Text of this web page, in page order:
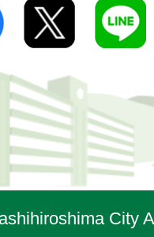
City